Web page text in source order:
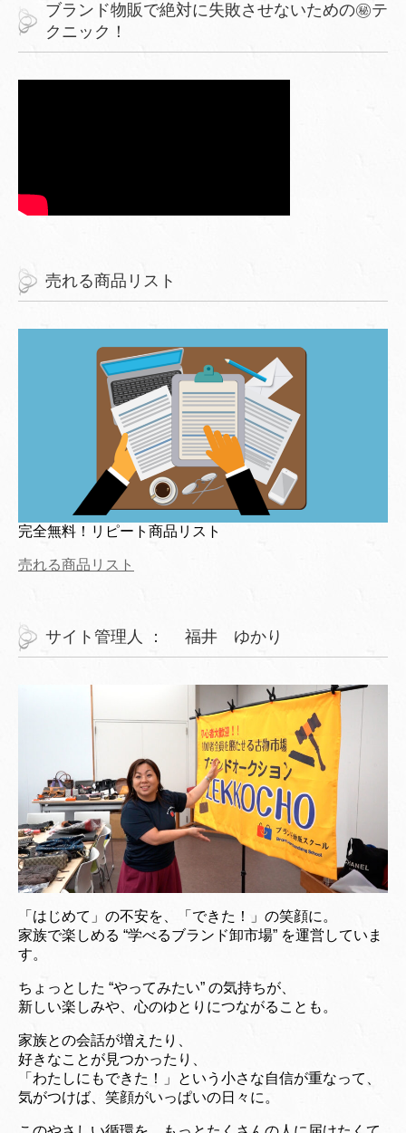
ブランド物販で絶対に失敗させないための㊙︎テ
クニック！
売れる商品リスト
完全無料！リピート商品リスト
売れる商品リスト
サイト管理人 ： 福井 ゆかり
「はじめて」の不安を、「できた！」の笑顔に。
家族で楽しめる “学べるブランド卸市場” を運営していま
す。
ちょっとした “やってみたい” の気持ちが、
新しい楽しみや、心のゆとりにつながることも。
家族との会話が増えたり、
好きなことが見つかったり、
「わたしにもできた！」という小さな自信が重なって、
気がつけば、笑顔がいっぱいの日々に。